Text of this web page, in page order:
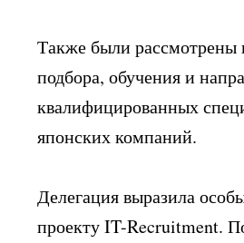
Также были рассмотрены
подбора, обучения и
квалифицированных
японских компаний.
Делегация выразила
проекту IT-Recruitment.